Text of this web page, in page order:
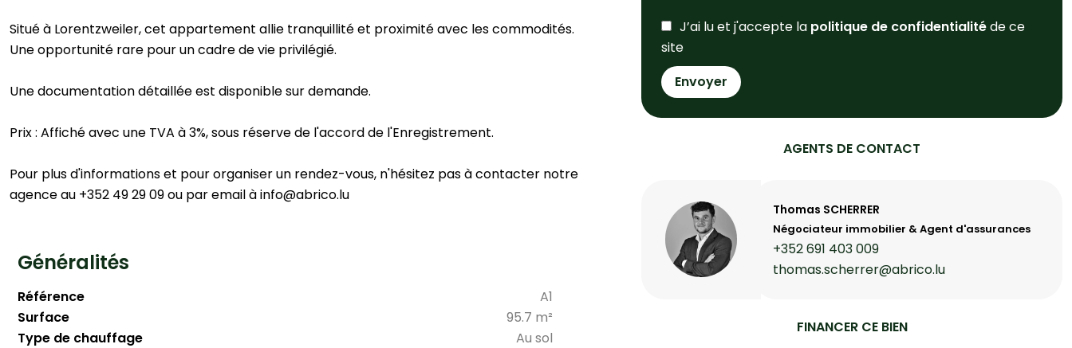
Situé à Lorentzweiler, cet appartement allie tranquillité et proximité avec les commodités.
Une opportunité rare pour un cadre de vie privilégié.
Une documentation détaillée est disponible sur demande.
Prix : Affiché avec une TVA à 3%, sous réserve de l'accord de l'Enregistrement.
Pour plus d'informations et pour organiser un rendez-vous, n'hésitez pas à contacter notre
agence au +352 49 29 09 ou par email à info@abrico.lu
Généralités
Référence
A1
Surface
95.7 m²
Type de chauffage
Au sol
J’ai lu et j'accepte la politique de confidentialitéde ce
site
Envoyer
AGENTS DE CONTACT
Thomas SCHERRER
Négociateur immobilier & Agent d'assurances
+352 691 403 009
thomas.scherrer@abrico.lu
FINANCER CE BIEN